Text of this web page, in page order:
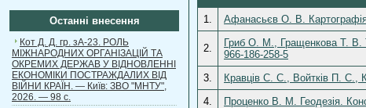
Останні внесення
Кот Д. Д. гр. зА-23. РОЛЬ
МІЖНАРОДНИХ ОРГАНІЗАЦІЙ ТА
ОКРЕМИХ ДЕРЖАВ У ВІДНОВЛЕННІ
ЕКОНОМІКИ ПОСТРАЖДАЛИХ ВІД
ВІЙНИ КРАЇН. — Київ: ЗВО "МНТУ",
2026. — 98 с.
1. Афанасьєв О. В.
2.
Гриб О. М., Гращенкова Т. В.
966-186-258-5
3.
Кравців С. С., Войтків П. С.,
4.
Проценко В. М. Геодезія.